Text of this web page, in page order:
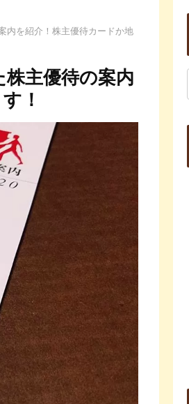
内を紹介！株主優待カードか地
主優待の案内
！